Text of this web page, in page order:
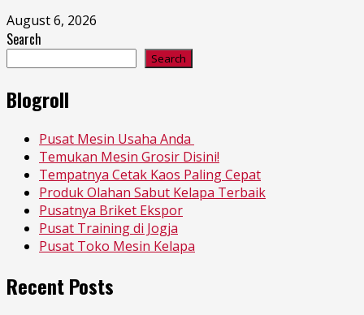
August 6, 2026
Search
Search
Blogroll
Pusat Mesin Usaha Anda
Temukan Mesin Grosir Disini!
Tempatnya Cetak Kaos Paling Cepat
Produk Olahan Sabut Kelapa Terbaik
Pusatnya Briket Ekspor
Pusat Training di Jogja
Pusat Toko Mesin Kelapa
Recent Posts